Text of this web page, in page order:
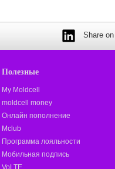
Share
Полезные
My Moldcell
moldcell money
Онлайн пополнение
Mclub
Программа лояльности
Мобильная подпись
VoLTE